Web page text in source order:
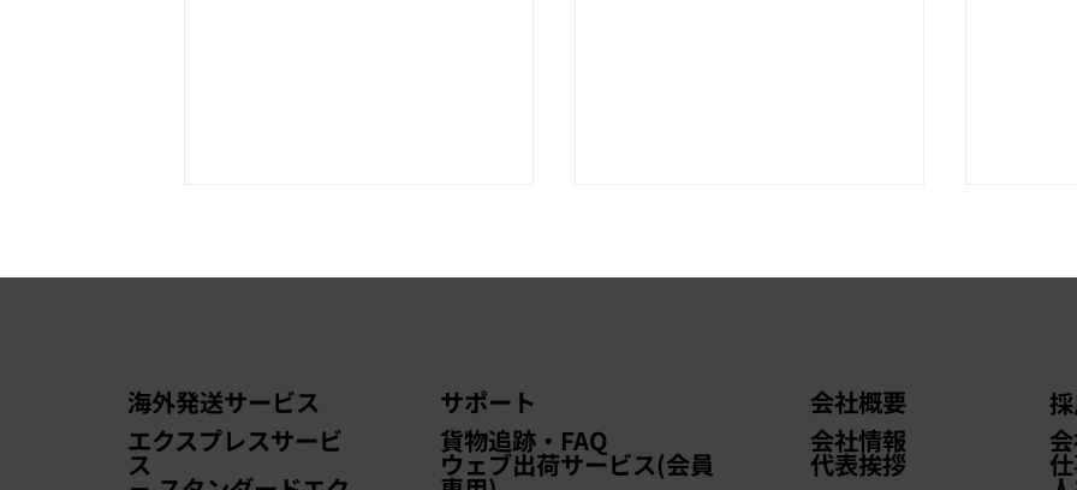
【本セミナーは終了しまし
た】【無料ウェビナー開催の
【本セミナーは終了しまし
た】「越境EC完全マスター！
【終
ネス
海外発送サービス
エクスプレスサービ
ス
サポート
貨物追跡・FAQ
ウェブ出荷サービス(会員
会社概要
会社情報
代表挨拶